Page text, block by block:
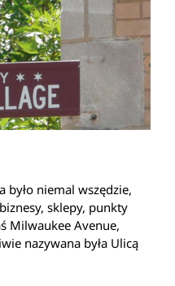
było niemal wszędzie,
sklepy, punkty
Milwaukee Avenue,
nazywana była Ulicą